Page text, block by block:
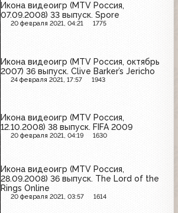
Икона видеоигр (MTV Россия,
07.09.2008) 33 выпуск. Spore
20 февраля 2021, 04:21 1775
Икона видеоигр (MTV Россия, октябрь
2007) 36 выпуск. Clive Barker’s Jericho
24 февраля 2021, 17:57 1943
Икона видеоигр (MTV Россия,
12.10.2008) 38 выпуск. FIFA 2009
20 февраля 2021, 04:19 1630
Икона видеоигр (MTV Россия,
28.09.2008) 36 выпуск. The Lord of the
Rings Online
20 февраля 2021, 03:57 1614